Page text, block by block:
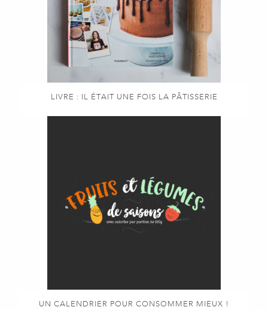
LIVRE : IL ÉTAIT UNE FOIS LA PÂTISSERIE
UN CALENDRIER POUR CONSOMMER MIEUX !